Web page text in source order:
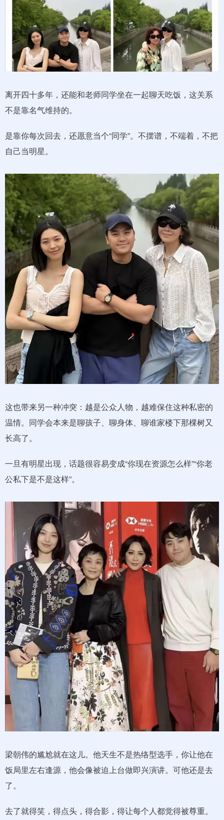
离开四十多年，还能和老师同学坐在一起聊天吃饭，这关系
不是靠名气维持的。
是靠你每次回去，还愿意当个“同学”。不摆谱，不端着，不把
自己当明星。
这也带来另一种冲突：越是公众人物，越难保住这种私密的
温情。同学会本来是聊孩子、聊身体、聊谁家楼下那棵树又
长高了。
一旦有明星出现，话题很容易变成“你现在资源怎么样”“你老
公私下是不是这样”。
梁朝伟的尴尬就在这儿。他天生不是热络型选手，你让他在
饭局里左右逢源，他会像被迫上台做即兴演讲。可他还是去
了。
去了就得笑，得点头，得合影，得让每个人都觉得被尊重。